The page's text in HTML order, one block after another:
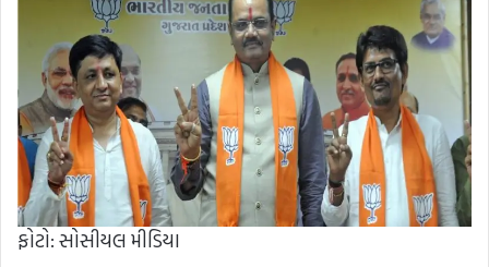
ફોટો: સોસીયલ મીડિયા